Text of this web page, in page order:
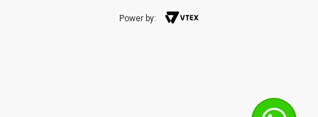
Power by: